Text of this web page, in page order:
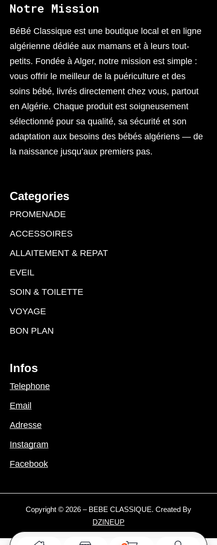
Notre Mission
BéBé Classique est une boutique local et en ligne
algérienne dédiée aux mamans et à leurs tout-
petits. Fondée à Alger, notre mission est simple :
vous offrir le meilleur de la puériculture et des
soins bébé, livrés directement chez vous, partout
en Algérie. Chaque produit est soigneusement
sélectionné pour sa qualité, sa sécurité et son
adaptation aux besoins des bébés algériens — de
la naissance jusqu’aux premiers pas.
Categories
PROMENADE
ACCESSOIRES
ALLAITEMENT & REPAT
EVEIL
SOIN & TOILETTE
VOYAGE
BON PLAN
Infos
Telephone
Email
Adresse
Instagram
Facebook
Copyright © 2026 – BEBE CLASSIQUE. Created By
DZINEUP